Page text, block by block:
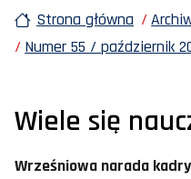
Strona główna
Numer 55 / październik
Wiele się
Wrześniowa narada